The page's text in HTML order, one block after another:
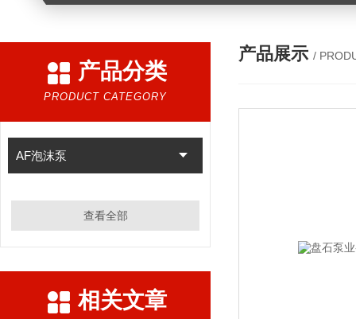
产品分类
PRODUCT CATEGORY
AF泡沫泵
查看全部
相关文章
产品展示 /